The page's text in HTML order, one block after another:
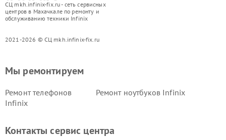
СЦ mkh.infinix-fix.ru - сеть сервисных
центров в Махачкале по ремонту и
обслуживанию техники Infinix
2021-2026 © СЦ mkh.infinix-fix.ru
Мы ремонтируем
Ремонт телефонов
Infinix
Ремонт ноутбуков Infinix
Контакты сервис центра